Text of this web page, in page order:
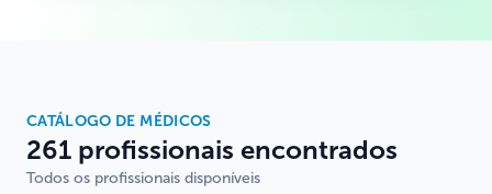
CATÁLOGO DE MÉDICOS
261 profissionais encontrados
Todos os profissionais disponíveis